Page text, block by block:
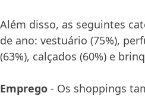
Além disso, as seguintes
de ano: vestuário (75%),
(63%), calçados (60%) e
Emprego - Os shoppings